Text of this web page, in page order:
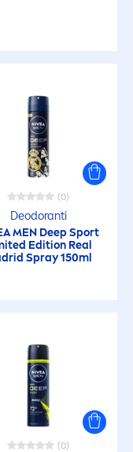
(0)
Deodoranti
MEN DeepSport
Edition Real
Spray 150ml
(0)